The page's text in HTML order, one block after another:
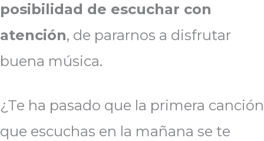
posibilidad de escuchar con
atención, de pararnos a disfrutar
buena música.
¿Te ha pasado que la primera canción
que escuchas en la mañana se te